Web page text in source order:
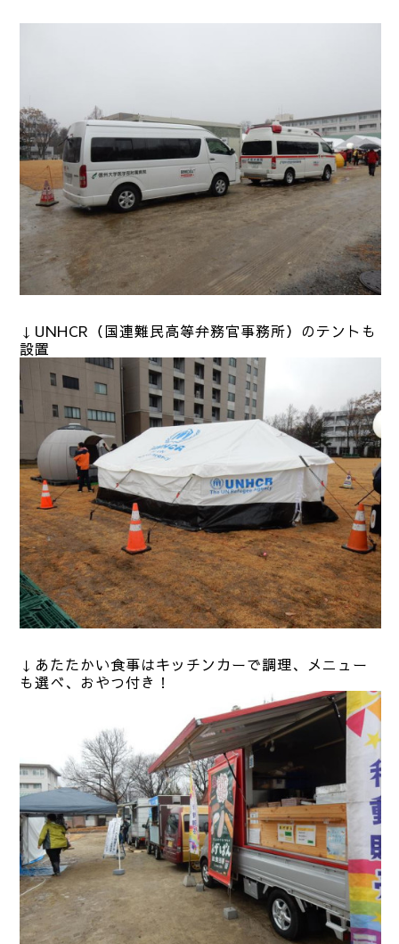
↓UNHCR（国連難民高等弁務官事務所）のテントも
設置
↓あたたかい食事はキッチンカーで調理、メニュー
も選べ、おやつ付き！